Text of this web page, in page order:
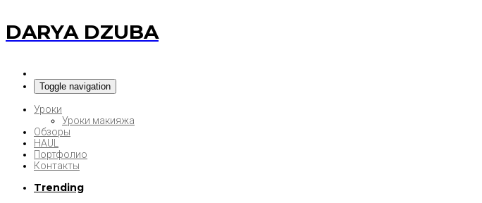
DARYA DZUBA
Toggle navigation
Уроки
Уроки макияжа
Обзоры
HAUL
Портфолио
Контакты
Trending